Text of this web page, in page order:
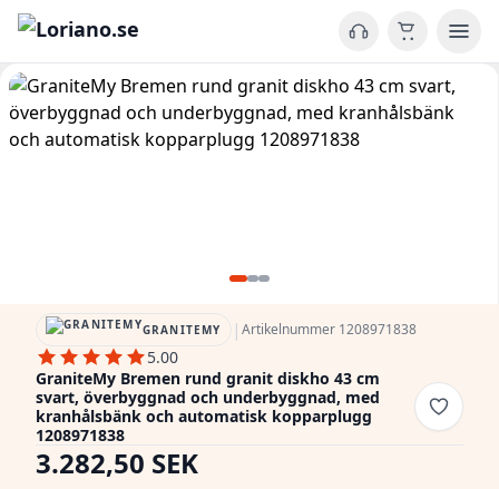
GRANITEMY | Artikelnummer 1208971838
5.00
GraniteMy Bremen rund granit diskho 43 cm
svart, överbyggnad och underbyggnad, med
kranhålsbänk och automatisk kopparplugg
1208971838
3.282,50 SEK